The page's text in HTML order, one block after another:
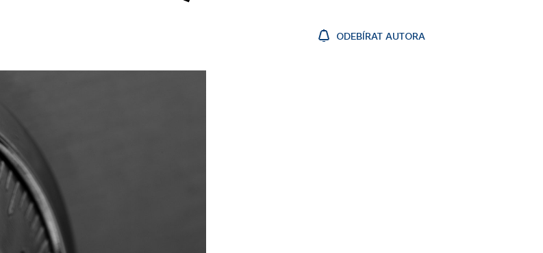
ODEBÍRAT AUTORA